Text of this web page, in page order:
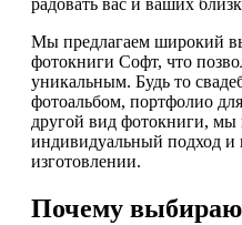
радовать вас и ваших
Мы предлагаем широкий
фотокниги Софт, что
уникальным. Будь то
фотоальбом, портфолио
другой вид фотокниги, мы
индивидуальный подход и
изготовлении.
Почему